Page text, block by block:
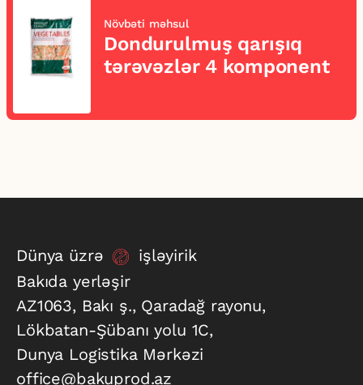
Növbəti məhsul
Dondurulmuş qarışıq
tərəvəzlər 4 komponent
Dünya üzrə
işləyirik
Bakıda yerləşir
AZ1063, Bakı ş., Qaradağ rayonu,
Lökbatan-Şübanı yolu 1C,
Dunya Logistika Mərkəzi
office@bakuprod.az